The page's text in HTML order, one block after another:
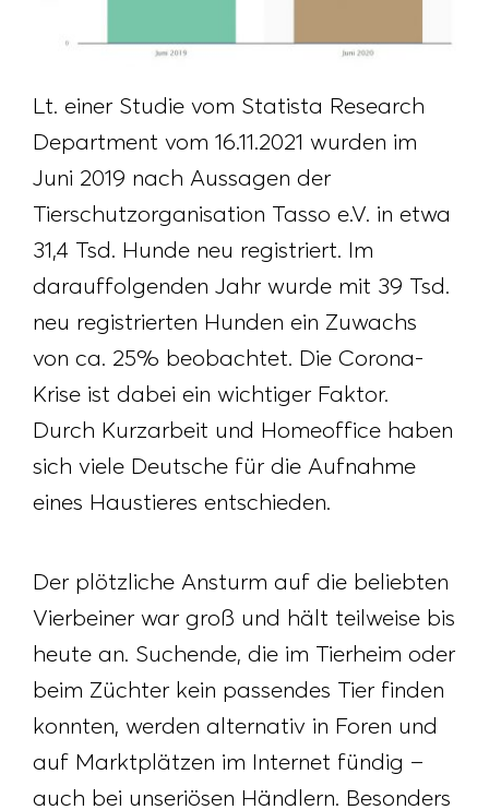
Lt. einer Studie vom Statista Research
Department vom 16.11.2021 wurden im
Juni 2019 nach Aussagen der
Tierschutzorganisation Tasso e.V. in etwa
31,4 Tsd. Hunde neu registriert. Im
darauffolgenden Jahr wurde mit 39 Tsd.
neu registrierten Hunden ein Zuwachs
von ca. 25% beobachtet. Die Corona-
Krise ist dabei ein wichtiger Faktor.
Durch Kurzarbeit und Homeoffice haben
sich viele Deutsche für die Aufnahme
eines Haustieres entschieden.
Der plötzliche Ansturm auf die beliebten
Vierbeiner war groß und hält teilweise bis
heute an. Suchende, die im Tierheim oder
beim Züchter kein passendes Tier finden
konnten, werden alternativ in Foren und
auf Marktplätzen im Internet fündig –
auch bei unseriösen Händlern. Besonders